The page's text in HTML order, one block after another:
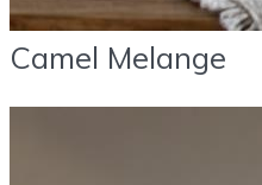
Camel Melange